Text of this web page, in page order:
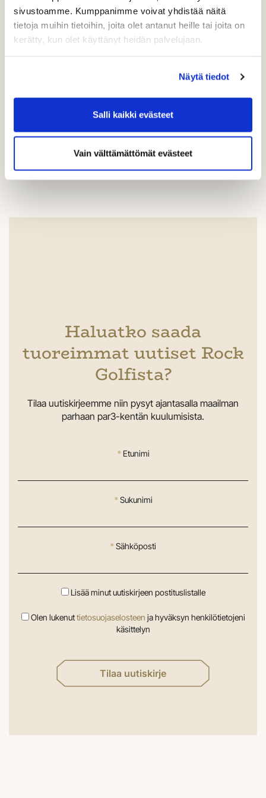
sivustoamme. Kumppanimme voivat yhdistää näitä
tietoja muihin tietoihin, joita olet antanut heille tai joita on
kerätty, kun olet käyttänyt heidän palvelujaan.
Näytä tiedot
Salli kaikki evästeet
Vain välttämättömät evästeet
Rock Golf UNLIMITED -arvonta
Lisää uutisia
Haluatko saada
tuoreimmat uutiset Rock
Golfista?
Tilaa uutiskirjeemme niin pysyt ajantasalla maailman
parhaan par3-kentän kuulumisista.
*Etunimi
*Sukunimi
*Sähköposti
Lisää minut uutiskirjeen postituslistalle
Olen lukenuttietosuojaselosteen ja hyväksyn henkilötietojeni
käsittelyn
Tilaa uutiskirje